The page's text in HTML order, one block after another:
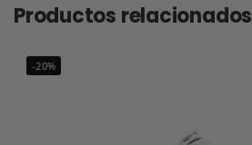
Productos relacionados
-20%